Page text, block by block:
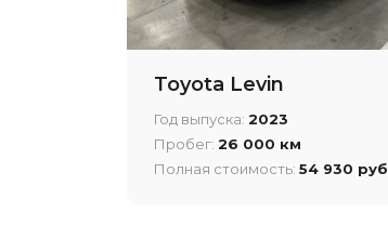
Toyota Levin
Год выпуска: 2023
Пробег: 26 000 км
Полная стоимость: 54 930 руб